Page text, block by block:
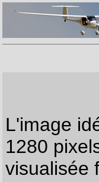
L'image
1280
visualisée